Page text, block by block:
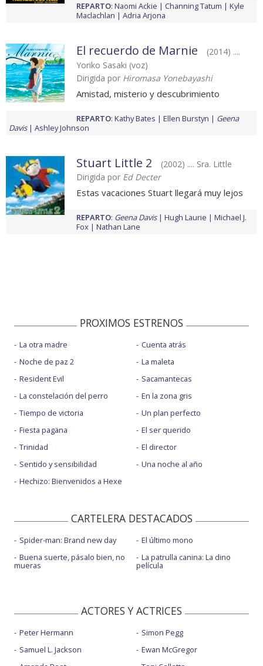
REPARTO: Naomi Ackie Channing Tatum
Kyle
Maclachlan
Adria Arjona
El recuerdo de Marnie
(2014) ....
Yoriko Sasaki (voz)
Dirigida por Hiromasa Yonebayashi
Amistad, misterio y descubrimiento
REPARTO: Kathy Bates Ellen Burstyn
Geena
Davis
Ashley Johnson
Stuart Little 2
(2002) .... Sra. Little
Dirigida por Ed Decter
Estas vacaciones Stuart llegará muy lejos
REPARTO: Geena Davis Hugh Laurie
Michael J.
Fox
Nathan Lane
PROXIMOS ESTRENOS
La otra madre
Noche de paz 2
Resident Evil
La constelación del perro
Tiempo de victoria
Fiesta pagäna
Trinidad
Sentido y sensibilidad
Hechizo: Bienvenidos a Hexe
Cuenta atrás
La maleta
Sacamantecas
En la zona gris
Un plan perfecto
El ser querido
El director
Una noche al año
CARTELERA DESTACADOS
Spider-man: Brand new day
Buena suerte, pásalo bien, no
mueras
El último mono
La patrulla canina: La dino
película
ACTORES Y ACTRICES
Peter Hermann
Samuel L. Jackson
Simon Pegg
Ewan McGregor